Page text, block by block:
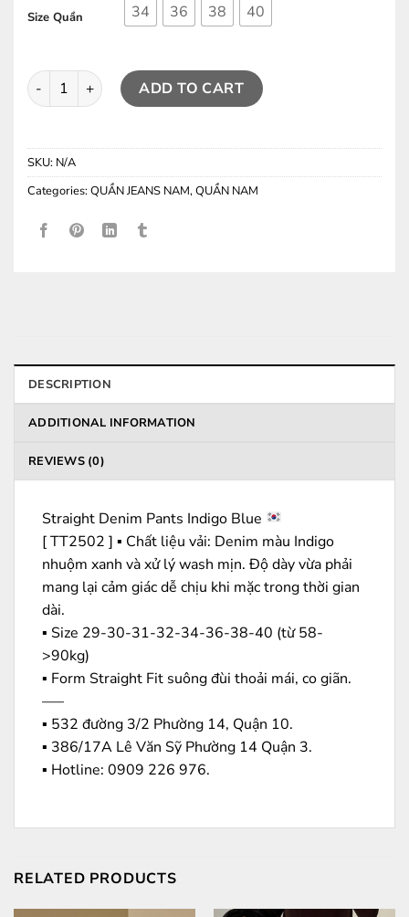
Size Quần 34 36 38 40
Quần Jeans TT Indigo ( Straight Fit ) 1902E quantity
ADD TO CART
SKU: N/A
Categories:QUẦN JEANS NAM,QUẦN NAM
DESCRIPTION
ADDITIONAL INFORMATION
REVIEWS (0)
Straight Denim Pants Indigo Blue
[ TT2502 ] ▪️ Chất liệu vải: Denim màu Indigo
nhuộm xanh và xử lý wash mịn. Độ dày vừa phải
mang lại cảm giác dễ chịu khi mặc trong thời gian
dài.
▪️ Size 29-30-31-32-34-36-38-40 (từ 58-
>90kg)
▪️ Form Straight Fit suông đùi thoải mái, co giãn.
—–
▪️ 532 đường 3/2 Phường 14, Quận 10.
▪️ 386/17A Lê Văn Sỹ Phường 14 Quận 3.
▪️ Hotline: ‭0909 226 976.
RELATED PRODUCTS